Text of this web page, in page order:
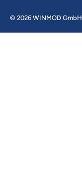
© 2026 WINMOD GmbH